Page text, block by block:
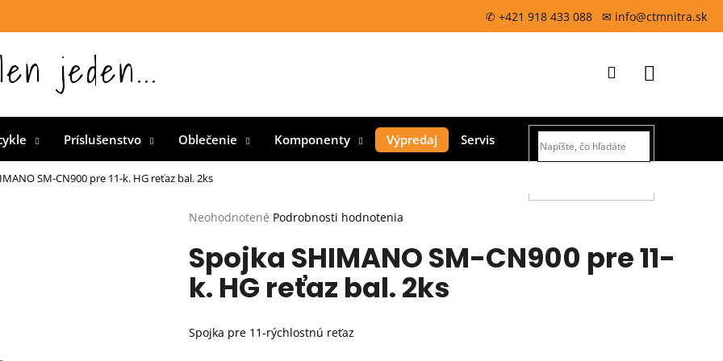
✆ +421 918 433 088 ✉ info@ctmnitra.sk
jeden...
Príslušenstvo Oblečenie Komponenty Výpredaj Servis
Prihlásenie
košík
SM-CN900 pre 11-k. HG reťaz bal. 2ks
Priemerné
produktu
je
0,0
Neohodnotené Podrobnosti hodnotenia
Spojka SHIMANO SM-CN900 pre 11-
k. HG reťaz bal. 2ks
Spojka pre 11-rýchlostnú reťaz